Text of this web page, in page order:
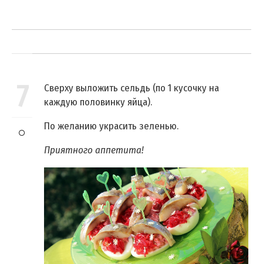
7
Сверху выложить сельдь (по 1 кусочку на
каждую половинку яйца).
По желанию украсить зеленью.
Приятного аппетита!